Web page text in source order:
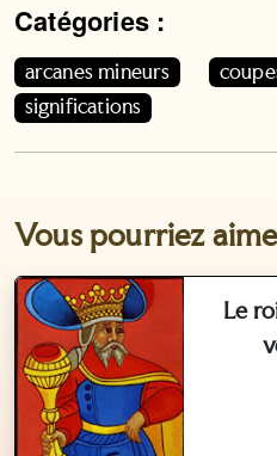
Catégories :
Cet article appartient aux
arcanes mineurs
significations
Vous pourriez
Le